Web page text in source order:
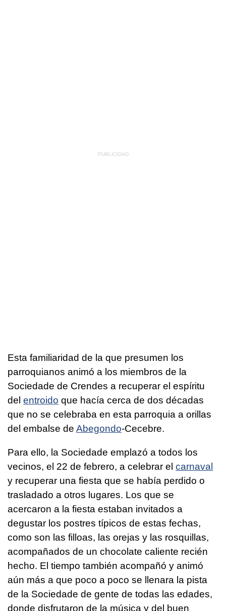
Esta familiaridad de la que presumen los
parroquianos animó a los miembros de la
Sociedade de Crendes a recuperar el espíritu
del entroido que hacía cerca de dos décadas
que no se celebraba en esta parroquia a orillas
del embalse de Abegondo-Cecebre.
Para ello, la Sociedade emplazó a todos los
vecinos, el 22 de febrero, a celebrar el carnaval
y recuperar una fiesta que se había perdido o
trasladado a otros lugares. Los que se
acercaron a la fiesta estaban invitados a
degustar los postres típicos de estas fechas,
como son las filloas, las orejas y las rosquillas,
acompañados de un chocolate caliente recién
hecho. El tiempo también acompañó y animó
aún más a que poco a poco se llenara la pista
de la Sociedade de gente de todas las edades,
donde disfrutaron de la música y del buen